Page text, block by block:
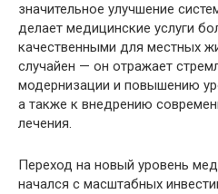
значительное улучшение
делает медицинские услуги
качественными для местных
случайен — он отражает
модернизации и повышению
а также к внедрению
лечения.
Переход на новый уровень
начался с масштабных